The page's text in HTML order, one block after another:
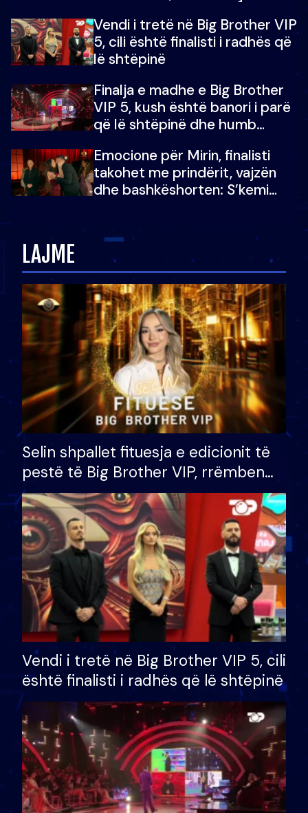
Vendi i tretë në Big Brother VIP
5, cili është finalisti i radhës që
lë shtëpinë
Finalja e madhe e Big Brother
VIP 5, kush është banori i parë
që lë shtëpinë dhe humb
çmimin e madh
Emocione për Mirin, finalisti
takohet me prindërit, vajzën
dhe bashkëshorten: S’kemi
LAJME
Selin shpallet fituesja e edicionit të
pestë të Big Brother VIP, rrëmben
çmimin e madh prej 100 mijë eurosh
Vendi i tretë në Big Brother VIP 5, cili
është finalisti i radhës që lë shtëpinë